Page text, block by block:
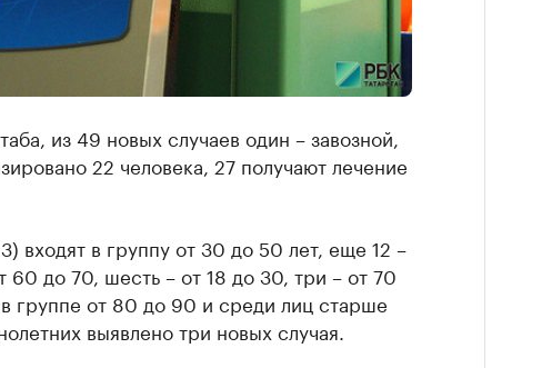
из 49 новых случаев один – завозной,
22 человека, 27 получают лечение
входят в группу от 30 до 50 лет, еще 12 –
60 до 70, шесть – от 18 до 30, три – от 70
группе от 80 до 90 и среди лиц старше
выявлено три новых случая.